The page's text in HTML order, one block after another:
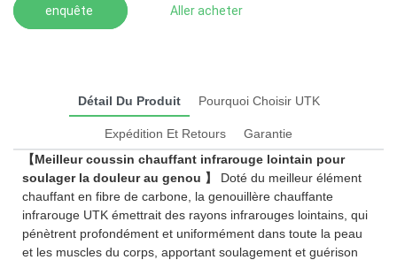
enquête Aller acheter
Détail Du Produit Pourquoi Choisir UTK
Expédition Et Retours
Garantie
【Meilleur coussin chauffant infrarouge lointain pour
soulager la douleur au genou 】 Doté du meilleur élément
chauffant en fibre de carbone, la genouillère chauffante
infrarouge UTK émettrait des rayons infrarouges lointains, qui
pénètrent profondément et uniformément dans toute la peau
et les muscles du corps, apportant soulagement et guérison